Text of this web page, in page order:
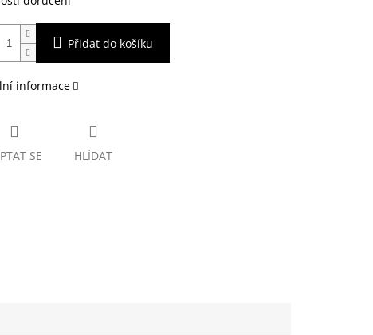
Přidat do košíku
informace
SE HLÍDAT